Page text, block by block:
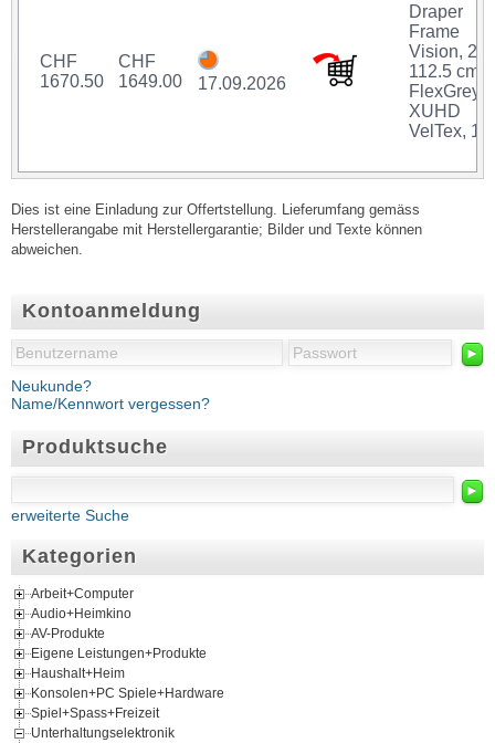
Kontoanmeldung
►
Neukunde?
Name/Kennwort vergessen?
Produktsuche
►
erweiterte Suche
Kategorien
Arbeit+Computer
Audio+Heimkino
AV-Produkte
Eigene Leistungen+Produkte
Haushalt+Heim
Konsolen+PC Spiele+Hardware
Spiel+Spass+Freizeit
Unterhaltungselektronik
CHF
1670.50
CHF
1649.00
17.09.2026
Draper
Frame
Vision,
112.5 cm,
FlexGrey
XUHD
VelTex,
Dies ist eine Einladung zur Offertstellung. Lieferumfang gemäss
Herstellerangabe mit Herstellergarantie; Bilder und Texte können
abweichen.